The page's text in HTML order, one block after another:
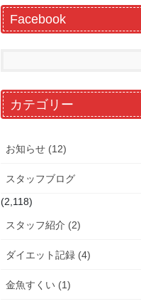
Facebook
カテゴリー
お知らせ (12)
スタッフブログ
(2,118)
スタッフ紹介 (2)
ダイエット記録 (4)
金魚すくい (1)